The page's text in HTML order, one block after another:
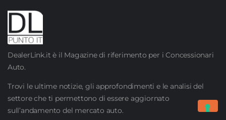
DealerLink.it è il Magazine di riferimento per i Concessionari
Auto.
Trovi le ultime notizie, gli approfondimenti e le analisi del
settore che ti permettono di essere aggiornato
sull’andamento del mercato auto.